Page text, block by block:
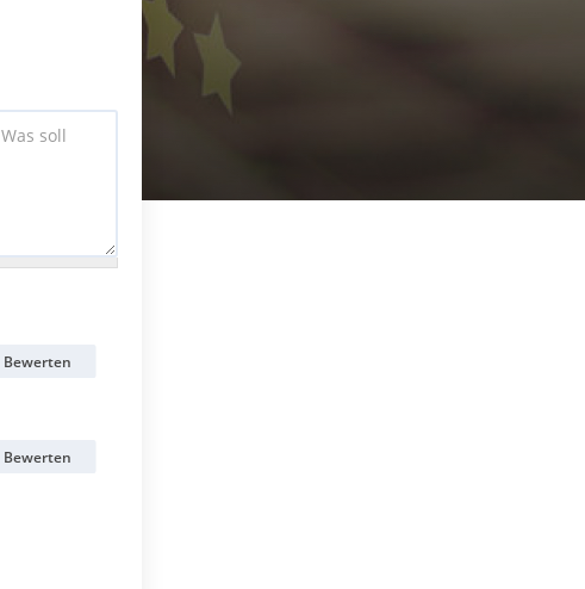
Bewerten
Bewerten